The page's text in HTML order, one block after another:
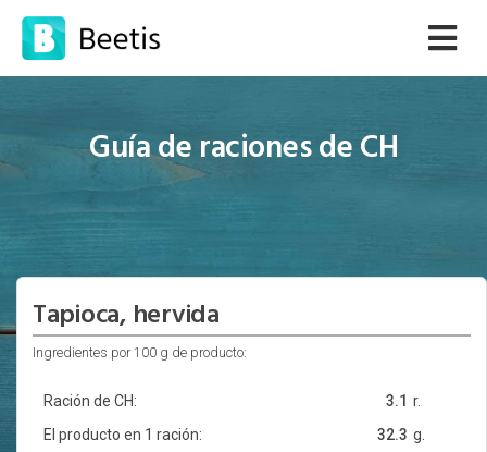
Guía de raciones de CH
Tapioca, hervida
Ingredientes por 100 g de producto:
Ración de CH: r.
3.1
El producto en 1 ración:
g.
32.3